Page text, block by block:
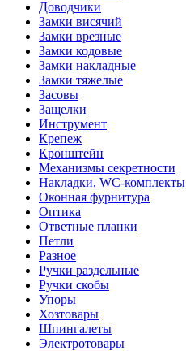
Доводчики
Замки висячий
Замки врезные
Замки кодовые
Замки накладные
Замки тяжелые
Засовы
Защелки
Инструмент
Крепеж
Кронштейн
Механизмы секретности
Накладки, WC-комплекты
Оконная фурнитура
Оптика
Ответные планки
Петли
Разное
Ручки раздельные
Ручки скобы
Упоры
Хозтовары
Шпингалеты
Электротовары